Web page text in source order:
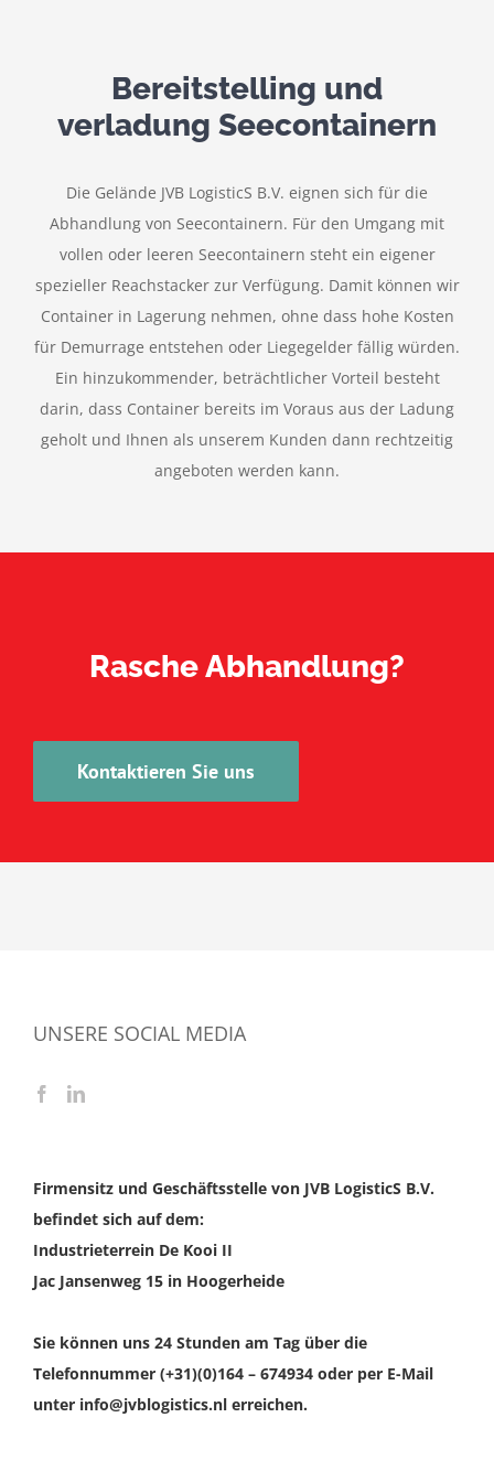
Bereitstelling und
verladung Seecontainern
Die Gelände JVB LogisticS B.V. eignen sich für die
Abhandlung von Seecontainern. Für den Umgang mit
vollen oder leeren Seecontainern steht ein eigener
spezieller Reachstacker zur Verfügung. Damit können wir
Container in Lagerung nehmen, ohne dass hohe Kosten
für Demurrage entstehen oder Liegegelder fällig würden.
Ein hinzukommender, beträchtlicher Vorteil besteht
darin, dass Container bereits im Voraus aus der Ladung
geholt und Ihnen als unserem Kunden dann rechtzeitig
angeboten werden kann.
Rasche Abhandlung?
Kontaktieren Sie uns
UNSERE SOCIAL MEDIA
Firmensitz und Geschäftsstelle von JVB LogisticS B.V.
befindet sich auf dem:
Industrieterrein De Kooi II
Jac Jansenweg 15 in Hoogerheide
Sie können uns 24 Stunden am Tag über die
Telefonnummer (+31)(0)164 – 674934 oder per E-Mail
unter info@jvblogistics.nl erreichen.